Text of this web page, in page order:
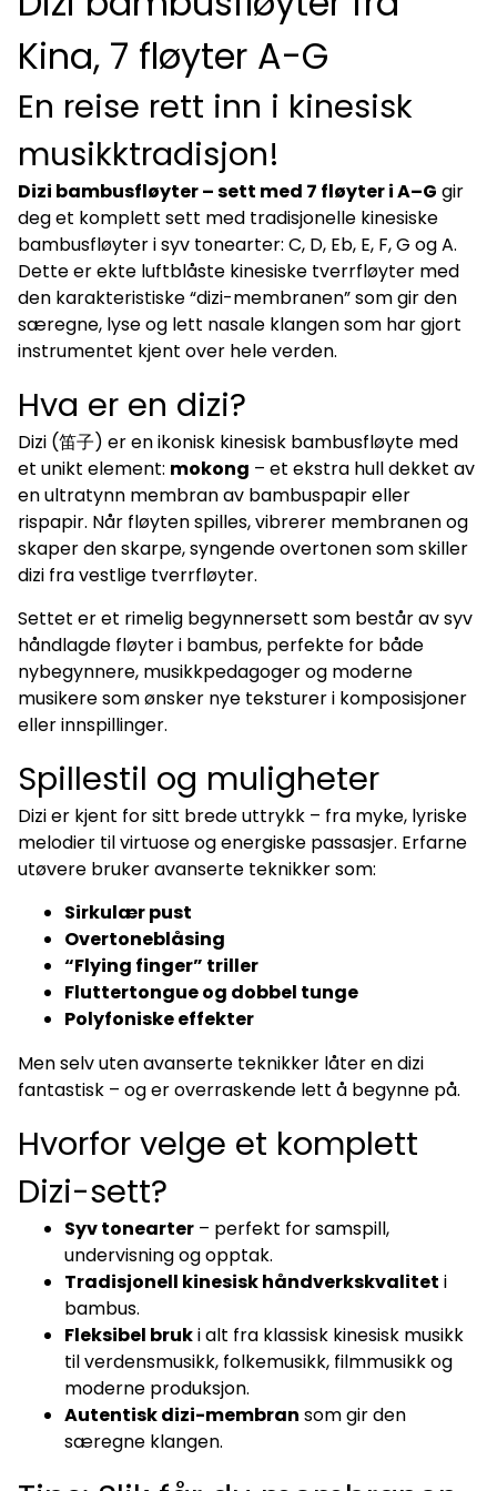
finne riktig blåsevinkel, men de fleste får lyd raskt. Resten
handler om presis fingering og kontroll – mye som vanlig
tverrfløyte. Trenger jeg erfaring med fløyter fra før? Nei,
men du lærer raskere hvis du har spilt blokkfløyte,
tverrfløyte eller andre blåseinstrumenter. Hvor ofte må
membranen skiftes? Membranen er tynn og må byttes
jevnlig. Noen bytter månedlig, andre oftere – avhenger av
tonearter gir stor fleksibilitet, perfekt for musikkundervisning,
skole, kulturskole eller ensemble.
Kina, 7 fløyter A-G
En reise rett inn i kinesisk
musikktradisjon!
Dizi bambusfløyter – sett med 7 fløyter i A–G gir
deg et komplett sett med tradisjonelle kinesiske
bambusfløyter i syv tonearter: C, D, Eb, E, F, G og A.
Dette er ekte luftblåste kinesiske tverrfløyter med
den karakteristiske “dizi-membranen” som gir den
særegne, lyse og lett nasale klangen som har gjort
instrumentet kjent over hele verden.
Hva er en dizi?
Dizi (笛子) er en ikonisk kinesisk bambusfløyte med
et unikt element: mokong – et ekstra hull dekket av
en ultratynn membran av bambuspapir eller
rispapir. Når fløyten spilles, vibrerer membranen og
skaper den skarpe, syngende overtonen som skiller
dizi fra vestlige tverrfløyter.
Settet er et rimelig begynnersett som består av syv
håndlagde fløyter i bambus, perfekte for både
nybegynnere, musikkpedagoger og moderne
musikere som ønsker nye teksturer i komposisjoner
eller innspillinger.
Spillestil og muligheter
Dizi er kjent for sitt brede uttrykk – fra myke, lyriske
melodier til virtuose og energiske passasjer. Erfarne
utøvere bruker avanserte teknikker som:
Sirkulær pust
Overtoneblåsing
“Flying finger” triller
Fluttertongue og dobbel tunge
Polyfoniske effekter
Men selv uten avanserte teknikker låter en dizi
fantastisk – og er overraskende lett å begynne på.
Hvorfor velge et komplett
Dizi-sett?
Syv tonearter – perfekt for samspill,
undervisning og opptak.
Tradisjonell kinesisk håndverkskvalitet i
bambus.
Fleksibel bruki alt fra klassisk kinesisk musikk
til verdensmusikk, folkemusikk, filmmusikk og
moderne produksjon.
Autentisk dizi-membran som gir den
særegne klangen.